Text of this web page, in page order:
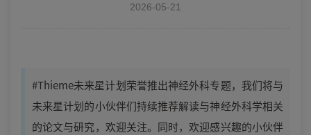
2026-05-21
#Thieme未来星计划荣誉推出神经外科专题，我们将与
未来星计划的小伙伴们持续推荐解读与神经外科学相关
的论文与研究，欢迎关注。同时，欢迎感兴趣的小伙伴